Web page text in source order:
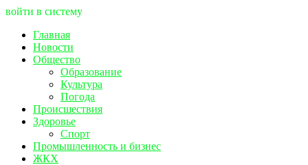
войти в систему
Главная
Новости
Общество
Образование
Культура
Погода
Происшествия
Здоровье
Спорт
Промышленность и бизнес
ЖКХ